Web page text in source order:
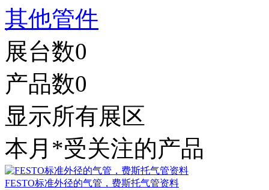
其他管件
展台数0
产品数0
显示所有展区
本月*受关注的产品
FESTO标准外径的气管，费斯托气管资料